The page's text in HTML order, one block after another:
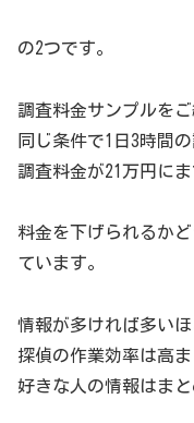
の2つです。
調査料金サンプルをご
同じ条件で1日3時間
調査料金が21万円にま
料金を下げられるか
ています。
情報が多ければ多いほ
探偵の作業効率は高
好きな人の情報はまと